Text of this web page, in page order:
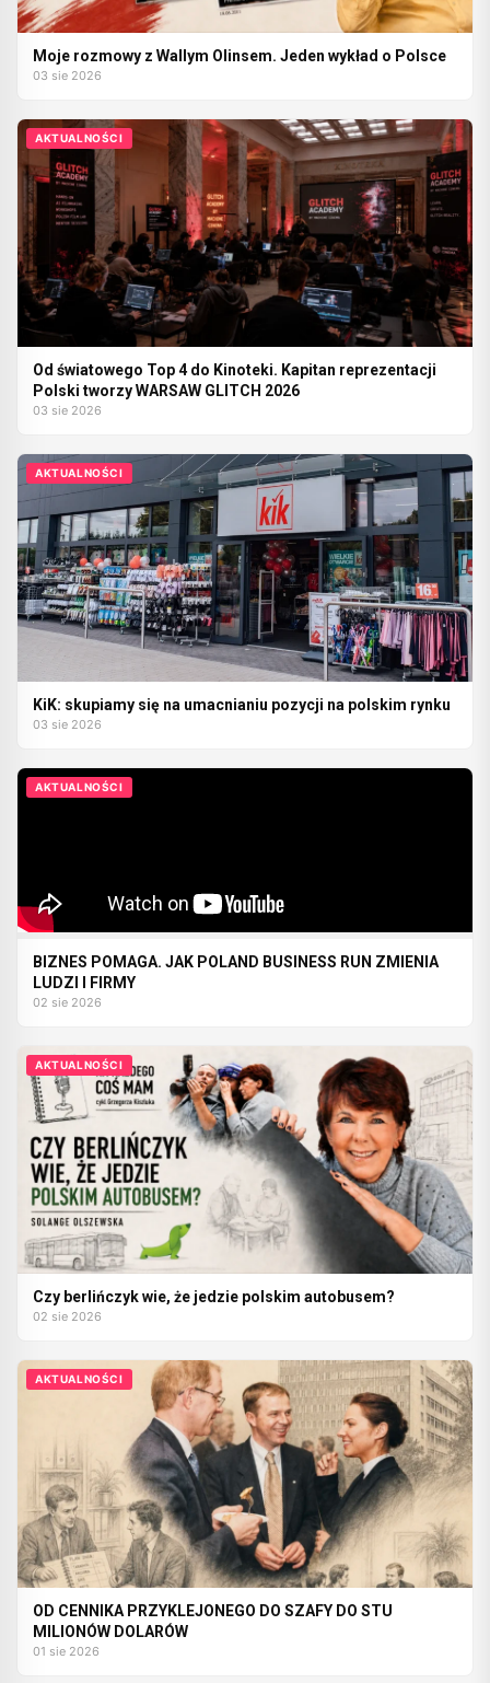
Moje rozmowy z Wallym Olinsem. Jeden wykład o Polsce
03 sie 2026
AKTUALNOŚCI
Od światowego Top 4 do Kinoteki. Kapitan reprezentacji
Polski tworzy WARSAW GLITCH 2026
03 sie 2026
AKTUALNOŚCI
KiK: skupiamy się na umacnianiu pozycji na polskim rynku
03 sie 2026
AKTUALNOŚCI
BIZNES POMAGA. JAK POLAND BUSINESS RUN ZMIENIA
LUDZI I FIRMY
02 sie 2026
AKTUALNOŚCI
Czy berlińczyk wie, że jedzie polskim autobusem?
02 sie 2026
AKTUALNOŚCI
OD CENNIKA PRZYKLEJONEGO DO SZAFY DO STU
MILIONÓW DOLARÓW
01 sie 2026